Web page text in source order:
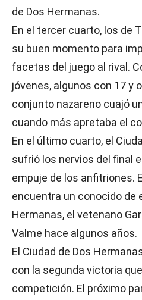
de Dos Hermanas.
En el tercer cuarto, los de
su buen momento para
facetas del juego al rival.
jóvenes, algunos con 17 y
conjunto nazareno cuajó
cuando más apretaba el
En el último cuarto, el
sufrió los nervios del final
empuje de los anfitriones.
encuentra un conocido de
Hermanas, el vetenano
Valme hace algunos años.
El Ciudad de Dos
con la segunda victoria
competición. El próximo